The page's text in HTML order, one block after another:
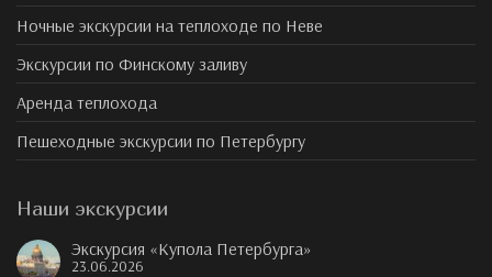
Ночные экскурсии на теплоходе по Неве
Экскурсии по Финскому заливу
Аренда теплохода
Пешеходные экскурсии по Петербургу
Наши экскурсии
Экскурсия «Купола Петербурга»
23.06.2026